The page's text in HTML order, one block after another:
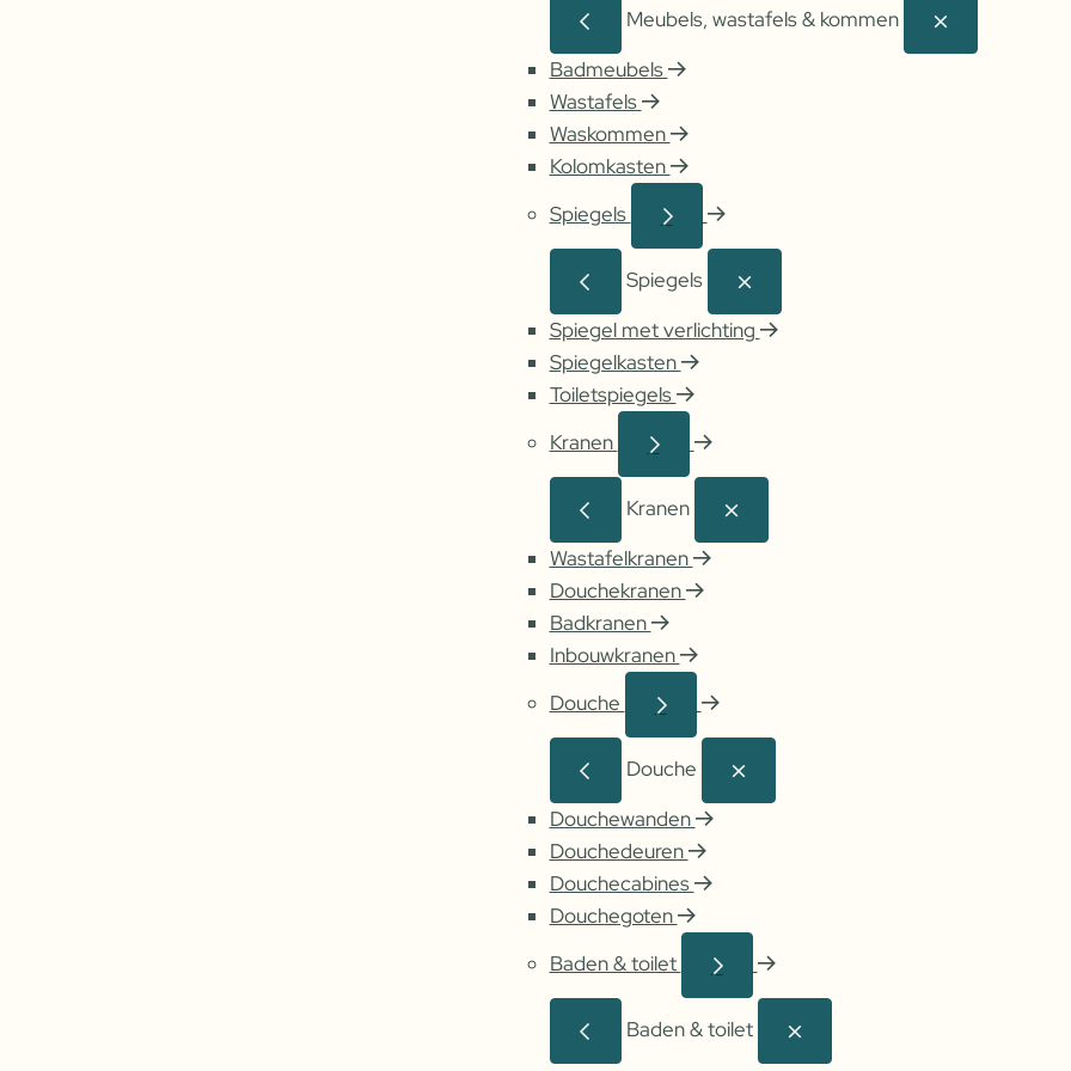
Meubels, wastafels & kommen
Badmeubels
Wastafels
Waskommen
Kolomkasten
Spiegels
Spiegels
Spiegel met verlichting
Spiegelkasten
Toiletspiegels
Kranen
Kranen
Wastafelkranen
Douchekranen
Badkranen
Inbouwkranen
Douche
Douche
Douchewanden
Douchedeuren
Douchecabines
Douchegoten
Baden & toilet
Baden & toilet